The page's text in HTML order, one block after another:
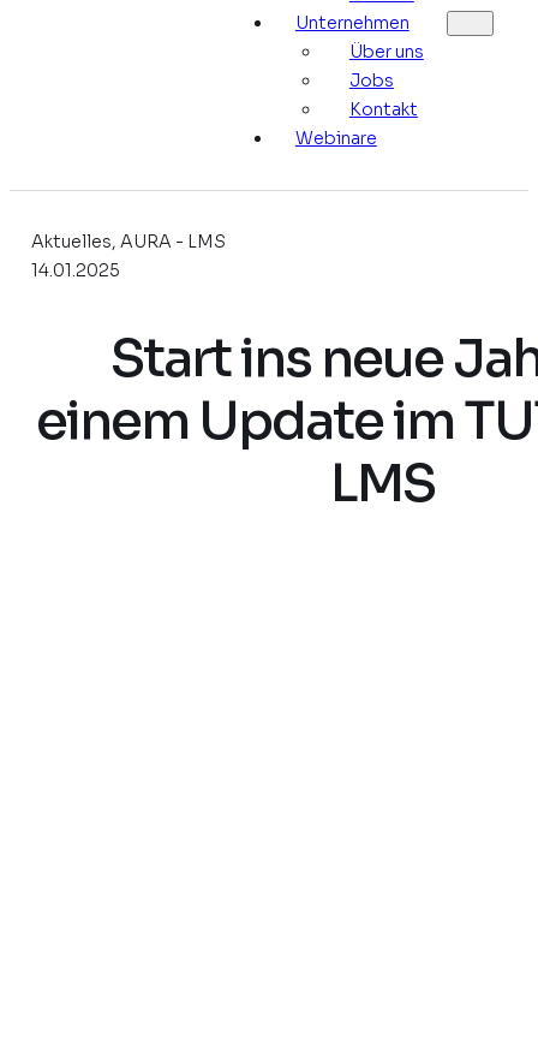
Unternehmen
Über uns
Jobs
Kontakt
Webinare
Aktuelles, AURA - LMS
14.01.2025
Start ins neue
einem Update im
LMS